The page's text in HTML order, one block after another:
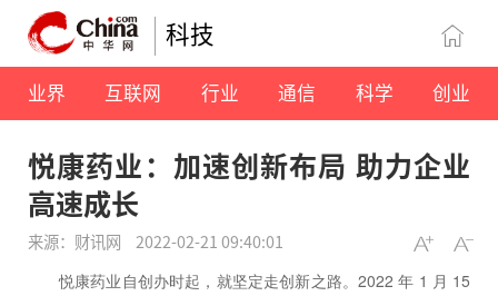
科技
业界 互联网 行业 通信 科学 创业
悦康药业：加速创新布局 助力企业
高速成长
来源：财讯网 2022-02-21 09:40:01
悦康药业自创办时起，就坚定走创新之路。2022 年 1 月 15